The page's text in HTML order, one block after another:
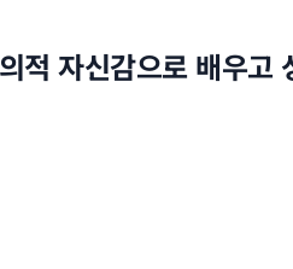
적 자신감으로 배우고